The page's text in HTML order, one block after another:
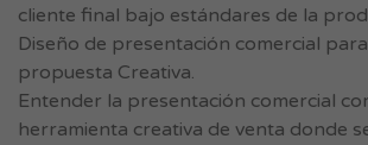
cliente final bajo estándares de la
Diseño de presentación comercial
propuesta Creativa.
Entender la presentación comercial
herramienta creativa de venta donde